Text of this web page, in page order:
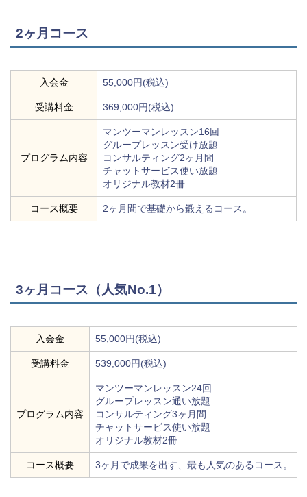
2ヶ月コース
入会金 55,000円(税込)
受講料金 369,000円(税込)
プログラム内容
マンツーマンレッスン16回
グループレッスン受け放題
コンサルティング2ヶ月間
チャットサービス使い放題
オリジナル教材2冊
コース概要 2ヶ月間で基礎から鍛えるコース。
3ヶ月コース（人気No.1）
入会金 55,000円(税込)
受講料金 539,000円(税込)
プログラム内容
マンツーマンレッスン24回
グループレッスン通い放題
コンサルティング3ヶ月間
チャットサービス使い放題
オリジナル教材2冊
コース概要 3ヶ月で成果を出す、最も人気のあるコース。